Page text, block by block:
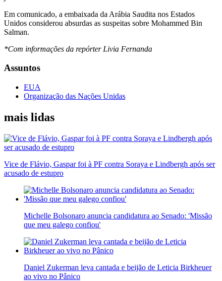
Em comunicado, a embaixada da Arábia Saudita nos Estados
Unidos considerou absurdas as suspeitas sobre Mohammed Bin
Salman.
*Com informações da repórter Livia Fernanda
Assuntos
EUA
Organização das Nações Unidas
mais lidas
Vice de Flávio, Gaspar foi à PF contra Soraya e Lindbergh após ser
acusado de estupro
Michelle Bolsonaro anuncia candidatura ao Senado: 'Missão
que meu galego confiou'
Daniel Zukerman leva cantada e beijão de Leticia Birkheuer
ao vivo no Pânico